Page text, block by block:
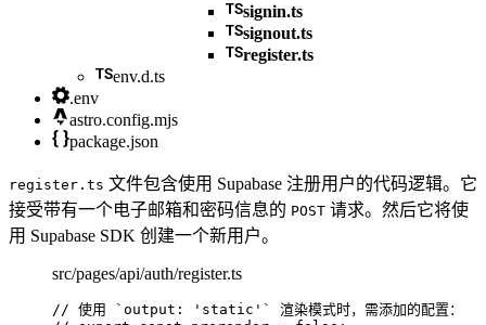
signin.ts
signout.ts
register.ts
env.d.ts
.env
astro.config.mjs
package.json
register.ts 文件包含使用 Supabase 注册用户的代码逻辑。它
接受带有一个电子邮箱和密码信息的 POST 请求。然后它将使
用 Supabase SDK 创建一个新用户。
src/pages/api/auth/register.ts
// 使用 `output: 'static'` 渲染模式时，需添加的配置：